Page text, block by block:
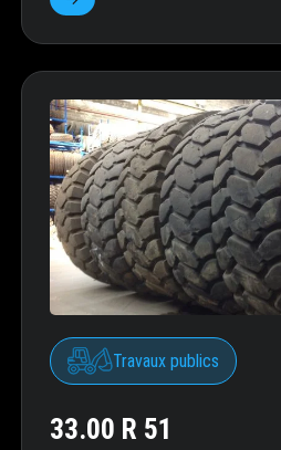
Travaux publics
33.00 R 51